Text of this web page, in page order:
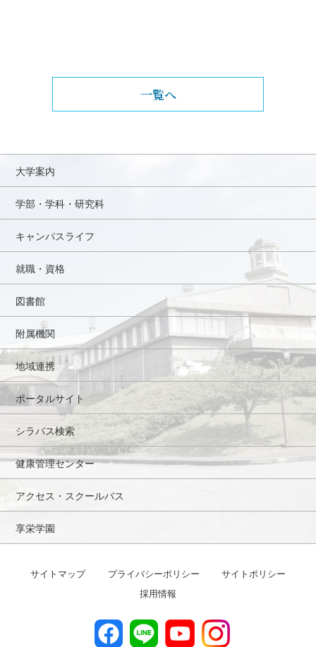
一覧へ
大学案内
学部・学科・研究科
キャンパスライフ
就職・資格
図書館
附属機関
地域連携
ポータルサイト
シラバス検索
健康管理センター
アクセス・スクールバス
享栄学園
サイトマップ プライバシーポリシー
サイトポリシー
採用情報